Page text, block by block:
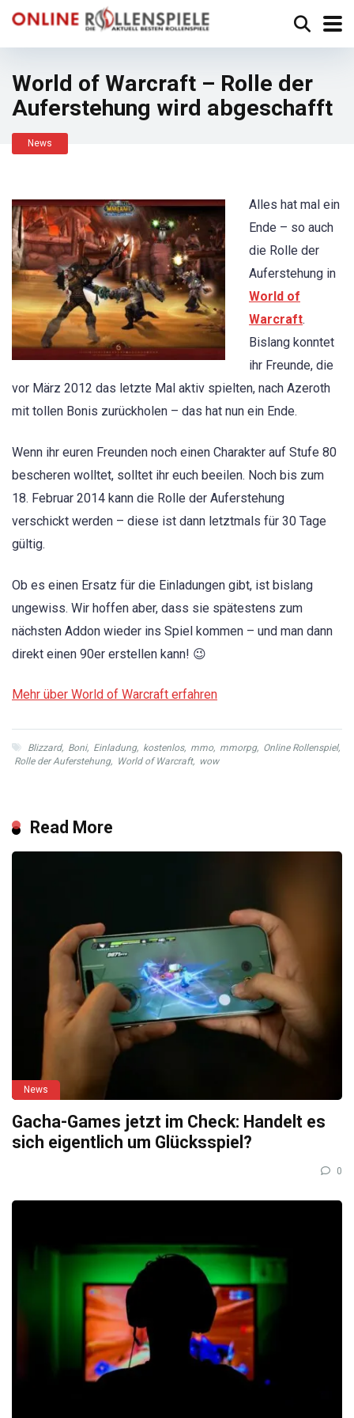
World of Warcraft – Rolle der
Auferstehung wird abgeschafft
News
Alles hat mal ein
Ende – so auch
die Rolle der
Auferstehung in
World of
Warcraft.
Bislang konntet
ihr Freunde, die
vor März 2012 das letzte Mal aktiv spielten, nach Azeroth
mit tollen Bonis zurückholen – das hat nun ein Ende.
Wenn ihr euren Freunden noch einen Charakter auf Stufe 80
bescheren wolltet, solltet ihr euch beeilen. Noch bis zum
18. Februar 2014 kann die Rolle der Auferstehung
verschickt werden – diese ist dann letztmals für 30 Tage
gültig.
Ob es einen Ersatz für die Einladungen gibt, ist bislang
ungewiss. Wir hoffen aber, dass sie spätestens zum
nächsten Addon wieder ins Spiel kommen – und man dann
direkt einen 90er erstellen kann! 😉
Mehr über World of Warcraft erfahren
Blizzard, Boni, Einladung, kostenlos, mmo, mmorpg, Online Rollenspiel,
Rolle der Auferstehung, World of Warcraft, wow
Read More
News
Gacha-Games jetzt im Check: Handelt es
sich eigentlich um Glücksspiel?
0